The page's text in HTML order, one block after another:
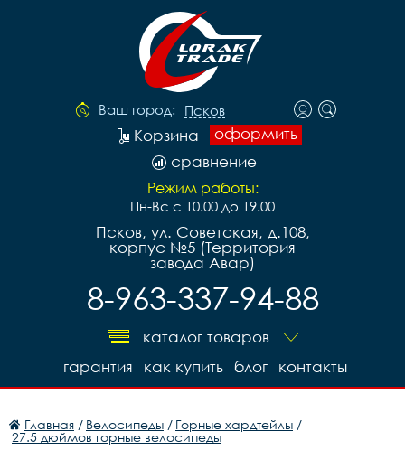
Ваш город: Псков
оформить
Корзина
сравнение
Режим работы:
Пн-Вс с 10.00 до 19.00
Псков, ул. Советская, д.108,
корпус №5 (Территория
завода Авар)
8-963-337-94-88
каталог товаров
контакты
блог
как купить
гарантия
Главная / Велосипеды / Горные хардтейлы /
27.5 дюймов горные велосипеды